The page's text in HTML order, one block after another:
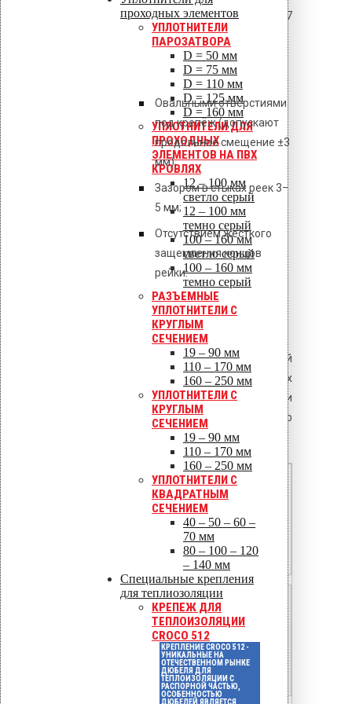
проходных элементов
УПЛОТНИТЕЛИ
ПАРОЗАТВОРА
D = 50 мм
D = 75 мм
D = 110 мм
D = 125 мм
D = 160 мм
УПЛОТНИТЕЛИ ДЛЯ
ПРОХОДНЫХ
ЭЛЕМЕНТОВ НА ПВХ
КРОВЛЯХ
12 – 100 мм
светло серый
12 – 100 мм
темно серый
100 – 160 мм
светло серый
100 – 160 мм
темно серый
РАЗЪЕМНЫЕ
УПЛОТНИТЕЛИ С
КРУГЛЫМ
СЕЧЕНИЕМ
19 – 90 мм
110 – 170 мм
160 – 250 мм
УПЛОТНИТЕЛИ С
КРУГЛЫМ
СЕЧЕНИЕМ
19 – 90 мм
110 – 170 мм
160 – 250 мм
УПЛОТНИТЕЛИ С
КВАДРАТНЫМ
СЕЧЕНИЕМ
40 – 50 – 60 –
70 мм
80 – 100 – 120
– 140 мм
Специальные крепления
для теплиозоляции
КРЕПЕЖ ДЛЯ
ТЕПЛОИЗОЛЯЦИИ
CROCO 512
КРЕПЛЕНИЕ CROCO 512 -
УНИКАЛЬНЫЕ НА
ОТЕЧЕСТВЕННОМ РЫНКЕ
ДЮБЕЛЯ ДЛЯ
ТЕПЛОИЗОЛЯЦИИ С
РАСПОРНОЙ ЧАСТЬЮ,
ОСОБЕННОСТЬЮ
ДЮБЕЛЕЙ ЯВЛЯЕТСЯ
ΔL = 23,8 × 10−6× 3000 × 80 = 5,7
Компенсация обеспечивается:
Овальными отверстиями
под крепёж (допускают
продольное смещение ±3
мм);
Зазором в стыках реек 3–
5 мм;
Отсутствием жёсткого
защемления концов
рейки.
4. Анодирование
алюминиевых реек
Для повышения коррозионной
стойкости и декоративных
свойств алюминиевые рейки
подвергаются анодированию по
ГОСТ 9.031-74:
Ан.окс.10
Натуральный (серебристый)
Ан.окс.15
Натуральный / под заказ